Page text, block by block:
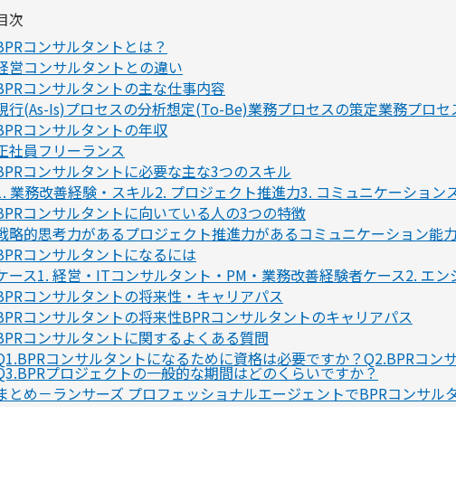
次
コンサルタントとは？
営コンサルタントとの違い
コンサルタントの主な仕事内容
行(As-Is)プロセスの分析想定(To-Be)業務プロセスの策定業務プロセ
コンサルタントの年収
社員フリーランス
コンサルタントに必要な主な3つのスキル
業務改善経験・スキル2. プロジェクト推進力3. コミュニケーション
コンサルタントに向いている人の3つの特徴
略的思考力があるプロジェクト推進力があるコミュニケーション能
コンサルタントになるには
ース1. 経営・ITコンサルタント・PM・業務改善経験者ケース2. エ
コンサルタントの将来性・キャリアパス
コンサルタントの将来性BPRコンサルタントのキャリアパス
コンサルタントに関するよくある質問
コンサルタントになるために資格は必要ですか？Q2.BPRコン
プロジェクトの一般的な期間はどのくらいですか？
とめ－ランサーズ プロフェッショナルエージェントでBPRコンサル